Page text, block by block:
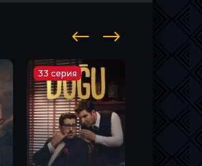
33 серия